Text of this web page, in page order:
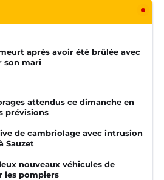
après avoir été brûlée avec
son mari
attendus ce dimanche en
prévisions
de cambriolage avec intrusion
Sauzet
nouveaux véhicules de
les pompiers